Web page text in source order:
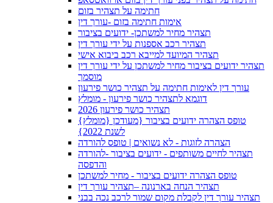
חתימה על תצהיר בזום
אימות חתימה בזום -עורך דין
תצהיר מחיר למשתכן- ידועים בציבור
תצהיר רכב אספנות על ידי עורך דין
תצהיר המיועד למייבא רכב ביבוא אישי
תצהיר ידועים בציבור מחיר למשתכן על ידי עורך דין
מוסמך
עורך דין לאימות חתימה על תצהיר כושר פירעון
דוגמא לתצהיר כושר פירעון - מומלץ
תצהיר כושר פירעון 2026
{מומלץ} טופס הצהרה ידועים בציבור {מעודכן
לשנת 2022}
הצהרה לזוגות - לא נשואים | טופס להורדה
תצהיר לחיים משותפים - ידועים בציבור -להורדה
והדפסה
טופס הצהרה ידועים בציבור - מחיר למשתכן
תצהיר הנחה בארנונה –תצהיר עורך דין
תצהיר עורך דין לקבלת מקום שמור לרכב נכה בבני